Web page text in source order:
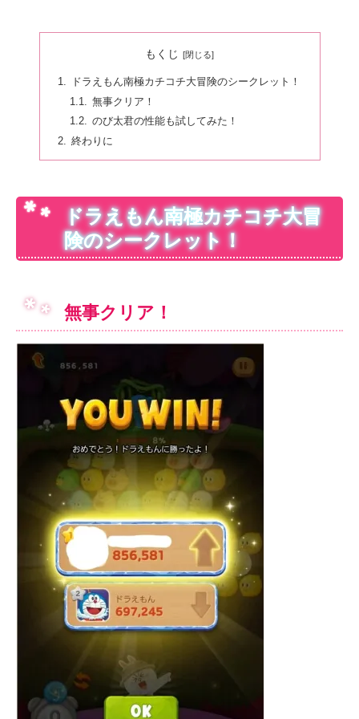
もくじ
ドラえもん南極カチコチ大冒険のシークレット！
無事クリア！
のび太君の性能も試してみた！
終わりに
ドラえもん南極カチコチ大冒
険のシークレット！
無事クリア！